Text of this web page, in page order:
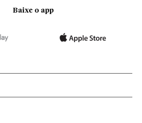
Baixe o app